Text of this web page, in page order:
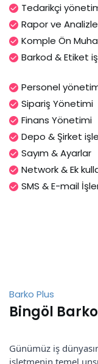
Tedarikçi
Rapor ve
Komple Ön
Barkod & Etiket
Personel
Sipariş Yönetimi
Finans Yönetimi
Depo & Şirket
Sayım & Ayarlar
Network & Ek
SMS & E-mail
Barko Plus
Bingöl
Günümüz iş
işletmenin temel